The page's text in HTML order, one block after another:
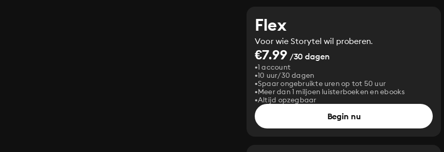
Flex
Voor wie Storytel wil proberen.
€7.99 /30 dagen
1 account
10 uur/30 dagen
Spaar ongebruikte uren op tot 50 uur
Meer dan 1 miljoen luisterboeken en ebooks
Altijd opzegbaar
Begin nu